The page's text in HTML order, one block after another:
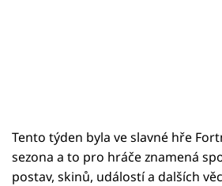
Tento týden byla ve slavné hře
sezona a to pro hráče znamená
postav, skinů, událostí a dalších